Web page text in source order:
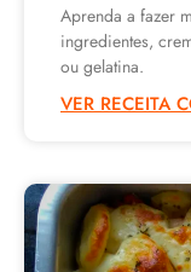
Aprenda a fazer
ingredientes,
ou gelatina.
VER RECEITA